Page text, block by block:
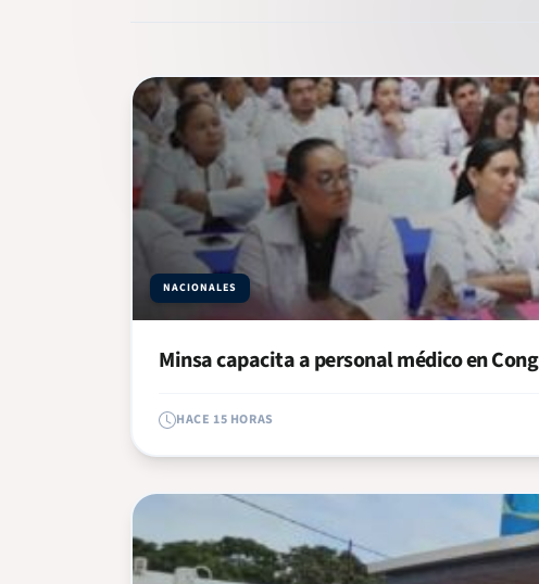
NACIONALES
Minsa capacita a personal médico en
HACE 15 HORAS